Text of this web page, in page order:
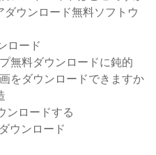
ウンロード無料ソフトウ
ロード
無料ダウンロードに鈍的
をダウンロードできますか
ンロードする
ウンロード